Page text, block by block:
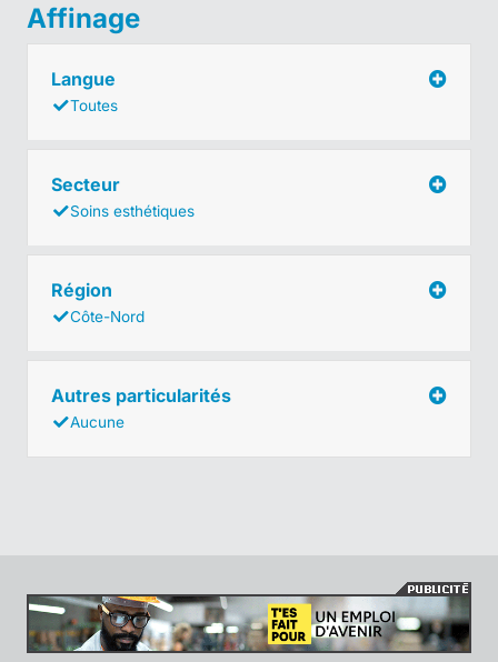
Affinage
Langue
Toutes
Secteur
Soins esthétiques
Région
Côte-Nord
Autres particularités
Aucune